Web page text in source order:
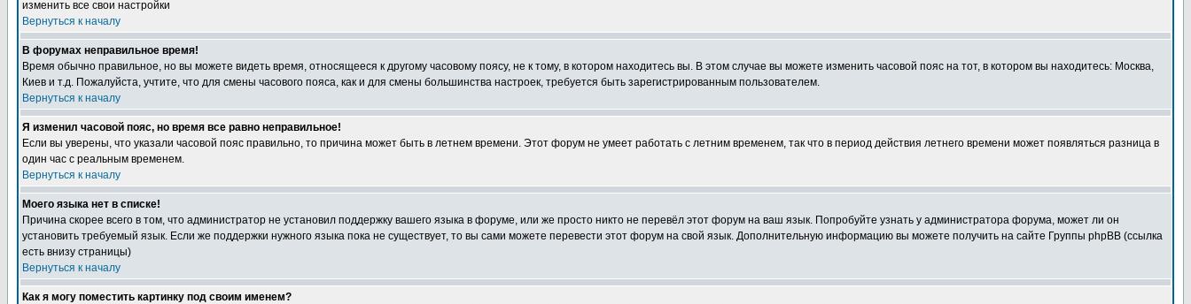
изменить все свои настройки
Вернуться к началу
В форумах неправильное время!
Время обычно правильное, но вы можете видеть время, относящееся к другому часовому поясу, не к тому, в котором находитесь вы. В этом случае вы можете изменить часовой пояс на тот, в котором вы находитесь: Москва,
Киев и т.д. Пожалуйста, учтите, что для смены часового пояса, как и для смены большинства настроек, требуется быть зарегистрированным пользователем.
Вернуться к началу
Я изменил часовой пояс, но время все равно неправильное!
Если вы уверены, что указали часовой пояс правильно, то причина может быть в летнем времени. Этот форум не умеет работать с летним временем, так что в период действия летнего времени может появляться разница в
один час с реальным временем.
Вернуться к началу
Моего языка нет в списке!
Причина скорее всего в том, что администратор не установил поддержку вашего языка в форуме, или же просто никто не перевёл этот форум на ваш язык. Попробуйте узнать у администратора форума, может ли он
установить требуемый язык. Если же поддержки нужного языка пока не существует, то вы сами можете перевести этот форум на свой язык. Дополнительную информацию вы можете получить на сайте Группы phpBB (ссылка
есть внизу страницы)
Вернуться к началу
Как я могу поместить картинку под своим именем?